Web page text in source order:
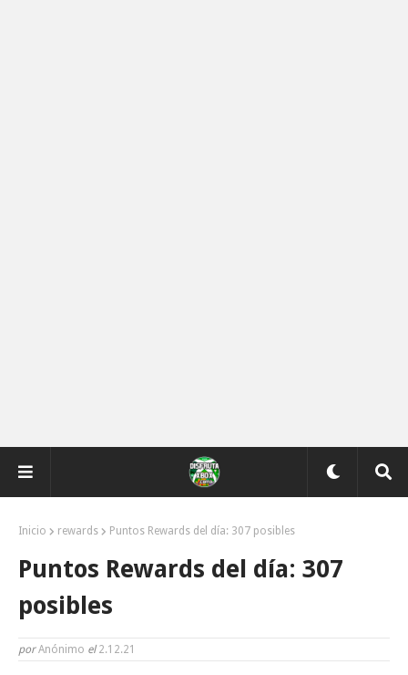
Inicio rewards Puntos Rewards del día: 307 posibles
Puntos Rewards del día: 307
posibles
por Anónimo el2.12.21